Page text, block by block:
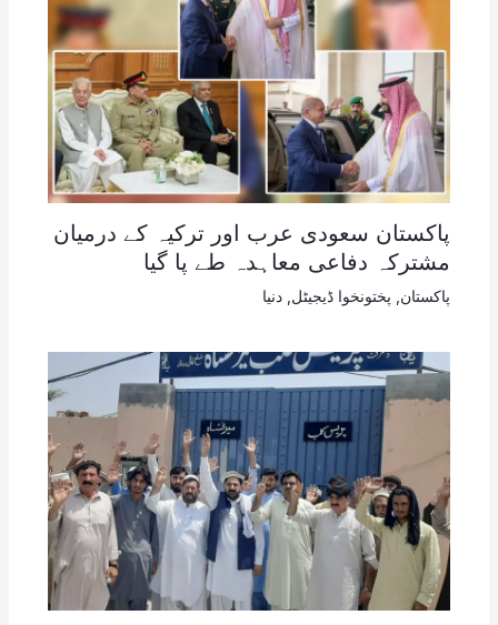
پاکستان سعودی عرب اور ترکیہ کے درمیان
مشترکہ دفاعی معاہدہ طے پا گیا
پاکستان پختونخوا ڈیجیٹل دنیا